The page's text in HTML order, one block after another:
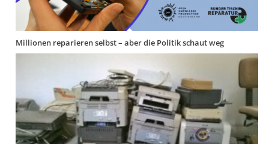
Millionen reparieren selbst – aber die Politik schaut weg